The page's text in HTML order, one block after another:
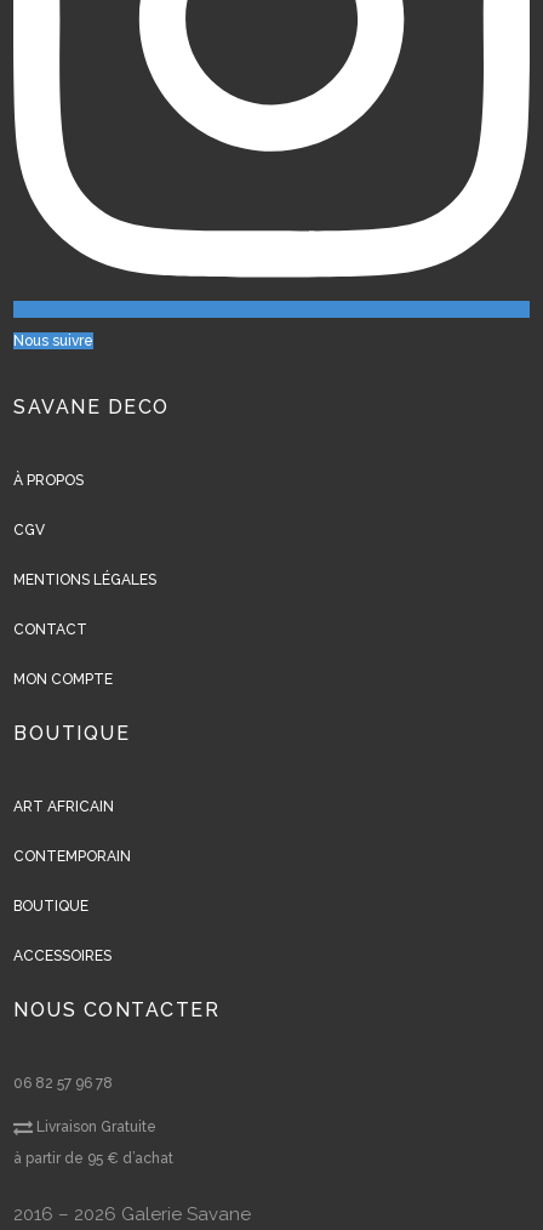
Nous suivre
SAVANE DECO
À PROPOS
CGV
MENTIONS LÉGALES
CONTACT
MON COMPTE
BOUTIQUE
ART AFRICAIN
CONTEMPORAIN
BOUTIQUE
ACCESSOIRES
NOUS CONTACTER
06 82 57 96 78
Livraison Gratuite
à partir de 95 € d’achat
2016 – 2026 Galerie Savane